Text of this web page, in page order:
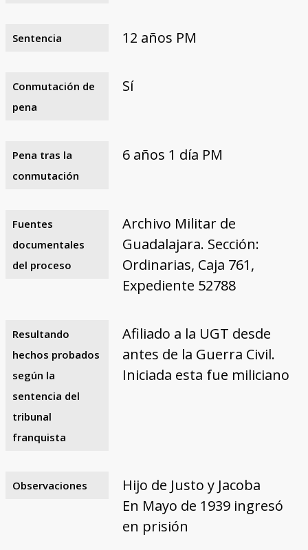
Sentencia 12 años PM
Conmutación de
pena
Sí
Pena tras la
conmutación
6 años 1 día PM
Fuentes
documentales
del proceso
Archivo Militar de
Guadalajara. Sección:
Ordinarias, Caja 761,
Expediente 52788
Resultando
hechos probados
según la
sentencia del
tribunal
franquista
Afiliado a la UGT desde
antes de la Guerra Civil.
Iniciada esta fue miliciano
Observaciones
Hijo de Justo y Jacoba
En Mayo de 1939 ingresó
en prisión